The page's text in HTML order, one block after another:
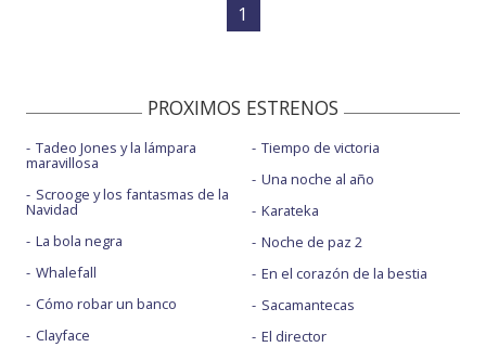
1
PROXIMOS ESTRENOS
Tadeo Jones y la lámpara
maravillosa
Scrooge y los fantasmas de la
Navidad
La bola negra
Whalefall
Cómo robar un banco
Clayface
Tiempo de victoria
Una noche al año
Karateka
Noche de paz 2
En el corazón de la bestia
Sacamantecas
El director